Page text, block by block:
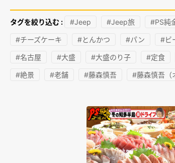
タグを絞り込む : #Jeep #Jeep旅 #PS純
#チーズケーキ #とんかつ #パン #ビ
#名古屋 #大盛 #大盛のり子 #定食
#絶景 #老舗 #藤森慎吾 #藤森慎吾（